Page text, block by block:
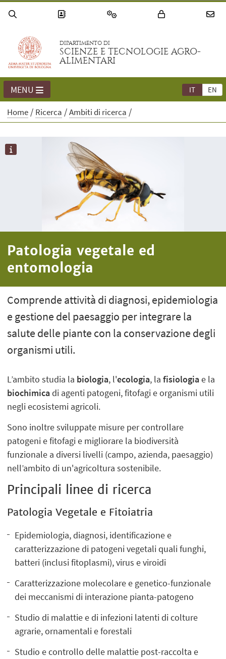
DIPARTIMENTO DI
SCIENZE E TECNOLOGIE AGRO-
ALIMENTARI
IT EN
MENU
Home Ricerca Ambiti di ricerca
Patologia vegetale ed
entomologia
Comprende attività di diagnosi, epidemiologia
e gestione del paesaggio per integrare la
salute delle piante con la conservazione degli
organismi utili.
L’ambito studia la biologia, l'ecologia, lafisiologiae la
biochimicadi agenti patogeni, fitofagi e organismi utili
negli ecosistemi agricoli.
Sono inoltre sviluppate misure per controllare
patogeni e fitofagi e migliorare la biodiversità
funzionale a diversi livelli (campo, azienda, paesaggio)
nell’ambito di un'agricoltura sostenibile.
Principali linee di ricerca
Patologia Vegetale e Fitoiatria
Epidemiologia, diagnosi, identificazione e
caratterizzazione di patogeni vegetali quali funghi,
batteri (inclusi fitoplasmi), virus e viroidi
Caratterizzazione molecolare e genetico-funzionale
dei meccanismi di interazione pianta-patogeno
Studio di malattie e di infezioni latenti di colture
agrarie, ornamentali e forestali
Studio e controllo delle malattie post-raccolta e